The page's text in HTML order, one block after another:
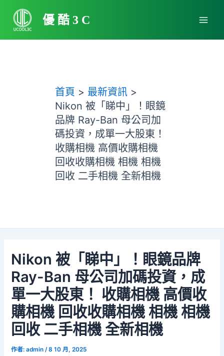
要
優酷3C
首頁
最新資訊
Nikon 被「睇中」！眼鏡
品牌 Ray-Ban 母公司加
碼投資，成單一大股東！
收購相機 高價收購相機
回收收購相機 相機 相機
回收 二手相機 全新相機
Nikon 被「睇中」！眼鏡品牌
Ray-Ban 母公司加碼投資，成
單一大股東！ 收購相機 高價收
購相機 回收收購相機 相機 相機
回收 二手相機 全新相機
作者:admin/8 10 月, 2025